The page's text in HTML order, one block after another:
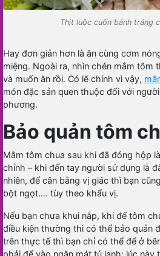
Thịt luộc cuốn bánh tráng
Hay đơn giản hơn là ăn cùng cơm
miệng. Ngoài ra, nhìn chén mắm tôm
và muốn ăn rồi. Có lẽ chính vì vậy,
món đặc sản quen thuộc đối với
phương.
Bảo quản tôm
Mắm tôm chua sau khi đã đóng hộp
chỉnh – khi đến tay người sử dụng là
nhiên, để cân bằng vị giác thì bạn
bột ngọt…. tùy theo khẩu vị.
Nếu bạn chưa khui nắp, khi để tôm
điều kiện thường thì có thể bảo quản
trên thực tế thì bạn chỉ có thể để ở